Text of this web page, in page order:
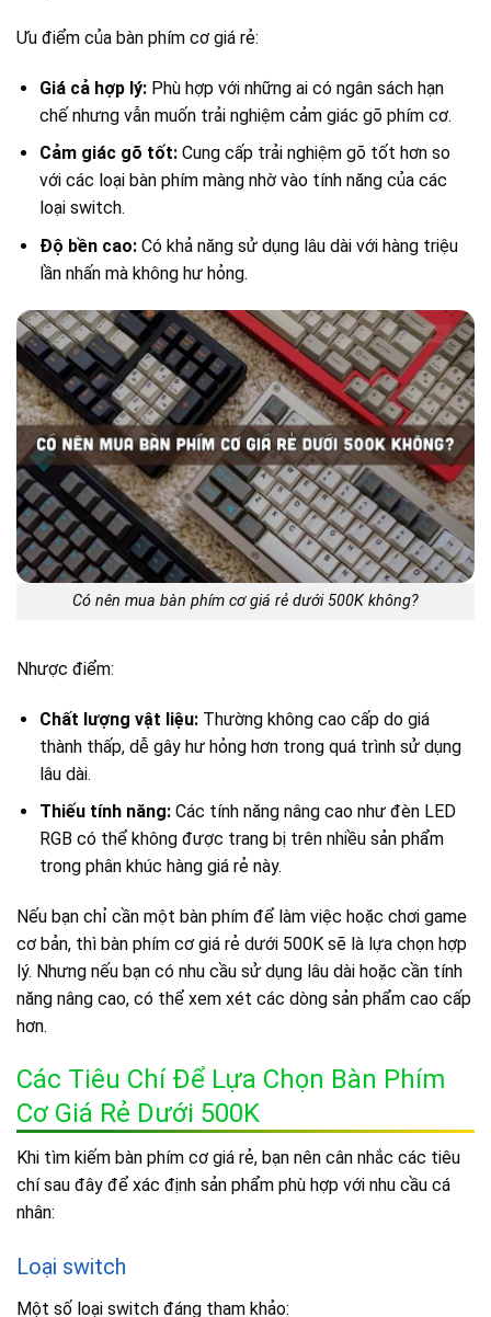
Ưu điểm của bàn phím cơ giá rẻ:
Giá cả hợp lý:Phù hợp với những ai có ngân sách hạn
chế nhưng vẫn muốn trải nghiệm cảm giác gõ phím cơ.
Cảm giác gõ tốt:Cung cấp trải nghiệm gõ tốt hơn so
với các loại bàn phím màng nhờ vào tính năng của các
loại switch.
Độ bền cao:Có khả năng sử dụng lâu dài với hàng triệu
lần nhấn mà không hư hỏng.
Có nên mua bàn phím cơ giá rẻ dưới 500K không?
Nhược điểm:
Chất lượng vật liệu:Thường không cao cấp do giá
thành thấp, dễ gây hư hỏng hơn trong quá trình sử dụng
lâu dài.
Thiếu tính năng:Các tính năng nâng cao như đèn LED
RGB có thể không được trang bị trên nhiều sản phẩm
trong phân khúc hàng giá rẻ này.
Nếu bạn chỉ cần một bàn phím để làm việc hoặc chơi game
cơ bản, thì bàn phím cơ giá rẻ dưới 500K sẽ là lựa chọn hợp
lý. Nhưng nếu bạn có nhu cầu sử dụng lâu dài hoặc cần tính
năng nâng cao, có thể xem xét các dòng sản phẩm cao cấp
hơn.
Các Tiêu Chí Để Lựa Chọn Bàn Phím
Cơ Giá Rẻ Dưới 500K
Khi tìm kiếm bàn phím cơ giá rẻ, bạn nên cân nhắc các tiêu
chí sau đây để xác định sản phẩm phù hợp với nhu cầu cá
nhân:
Loại switch
Một số loại switch đáng tham khảo: